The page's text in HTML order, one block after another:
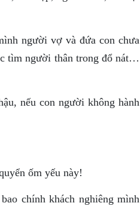
người vợ và đứa con chưa
tìm người thân trong đổ nát…
nếu con người không hành
ốm yếu này!
chính khách nghiêng mình